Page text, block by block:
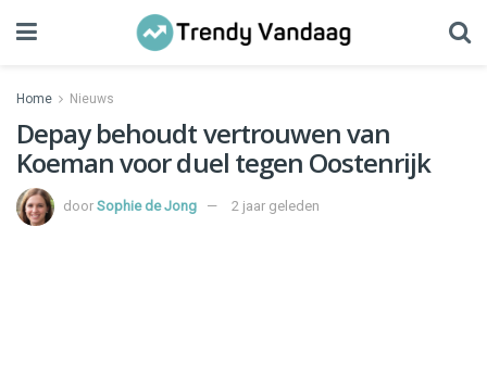
Home Nieuws
Depay behoudt vertrouwen van
Koeman voor duel tegen Oostenrijk
door Sophie de Jong 2 jaar geleden